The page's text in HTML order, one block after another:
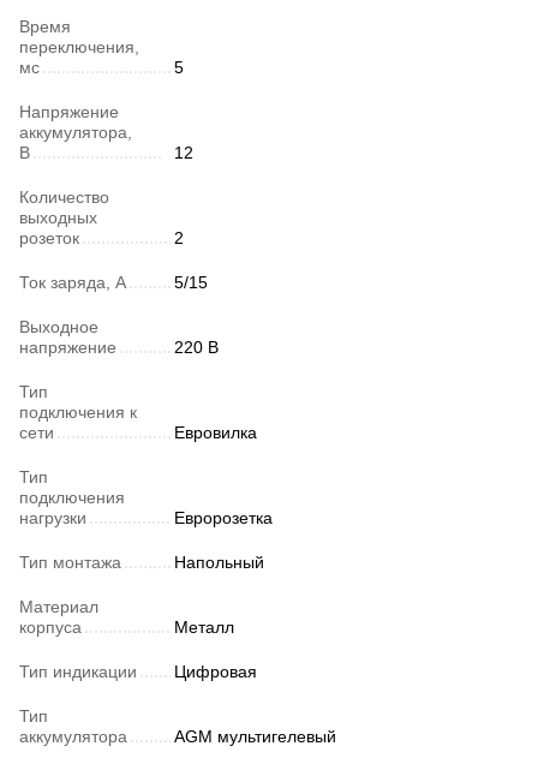
Время
переключения,
мс
5
Напряжение
аккумулятора,
В
12
Количество
выходных
розеток
2
Ток заряда, А 5/15
Выходное
напряжение
220 В
Тип
подключения к
сети
Евровилка
Тип
подключения
нагрузки
Евророзетка
Тип монтажа Напольный
Материал
корпуса
Металл
Тип индикации Цифровая
Тип
аккумулятора
AGM мультигелевый